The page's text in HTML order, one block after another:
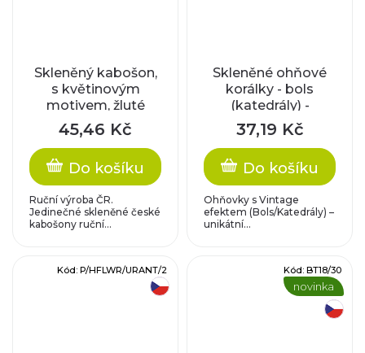
Skleněný kabošon,
s květinovým
motivem, žluté
uranové sklo
45,46 Kč
Do košíku
Ruční výroba ČR.
Jedinečné skleněné české
kabošony ruční...
Skleněné ohňové
korálky - bols
(katedrály) -
uranové sklo se
stříbrným okrajem,
37,19 Kč
Do košíku
Ohňovky s Vintage
efektem (Bols/Katedrály) –
unikátní...
Kód: P/HFLWR/URANT/2
novinka
Kód: BT18/30